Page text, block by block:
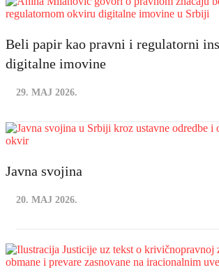
Beli papir kao pravni i regulatorni
digitalne imovine
29. MAJ 2026.
Javna svojina
20. MAJ 2026.